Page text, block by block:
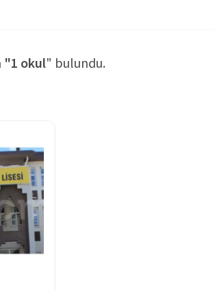
"1 okul" bulundu.